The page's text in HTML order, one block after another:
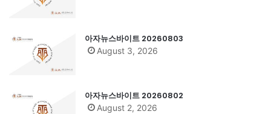
아자뉴스바이트 20260803
August 3, 2026
아자뉴스바이트 20260802
August 2, 2026